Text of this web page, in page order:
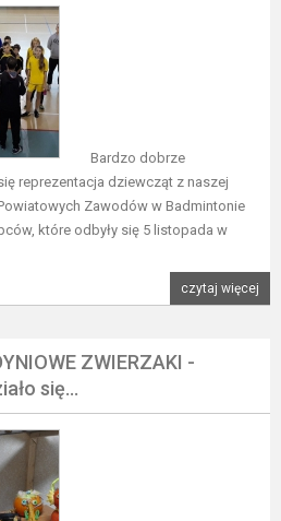
Bardzo dobrze
reprezentacja dziewcząt z naszej
Zawodów w Badmintonie
które odbyły się 5 listopada w
czytaj więcej
ZWIERZAKI -
się...